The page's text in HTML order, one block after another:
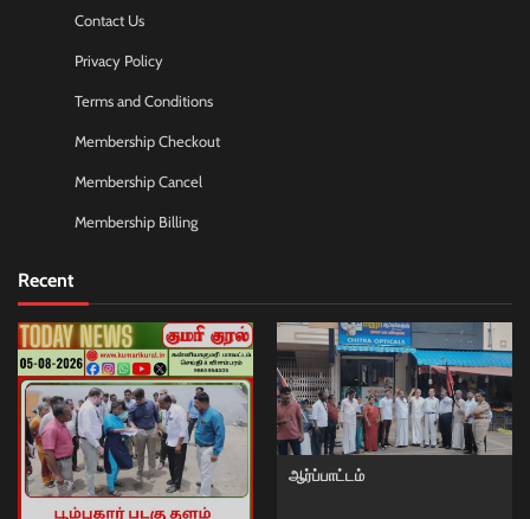
Contact Us
Privacy Policy
Terms and Conditions
Membership Checkout
Membership Cancel
Membership Billing
Recent
ஆர்ப்பாட்டம்